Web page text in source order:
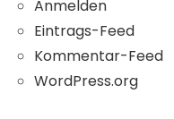
Anmelden
Eintrags-Feed
Kommentar-Feed
WordPress.org